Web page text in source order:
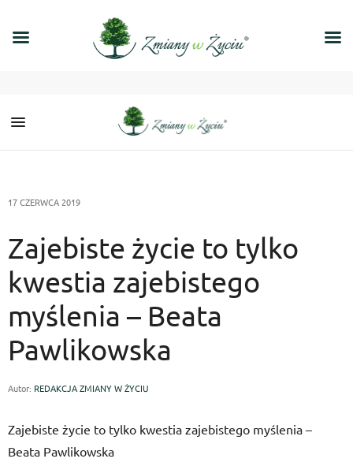
17 CZERWCA 2019
Zajebiste życie to tylko
kwestia zajebistego
myślenia – Beata
Pawlikowska
Autor: REDAKCJA ZMIANY W ŻYCIU
Zajebiste życie to tylko kwestia zajebistego myślenia –
Beata Pawlikowska